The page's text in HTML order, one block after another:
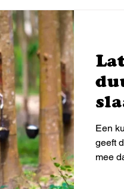
Een
geeft
mee